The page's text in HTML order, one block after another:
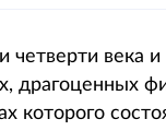
века
драгоценных
которого